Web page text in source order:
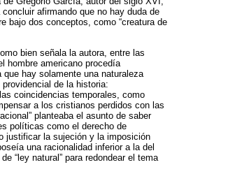
afirmando que no hay duda de
bajo dos conceptos, como “creatura de
bien señala la autora, entre las
hombre americano procedía
hay solamente una naturaleza
de la historia:
coincidencias temporales, como
a los cristianos perdidos con las
planteaba el asunto de saber
políticas como el derecho de
justificar la sujeción y la imposición
una racionalidad inferior a la del
“ley natural” para redondear el tema